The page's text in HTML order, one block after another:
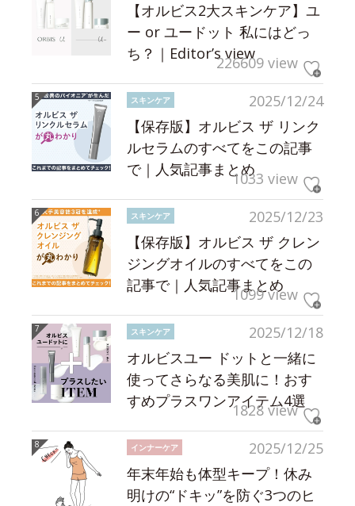
【オルビス2大スキンケア】ユ
ー or ユードット 私にはどっ
ち？｜Editor’s view226609 view
2025/12/24
スキンケア
【保存版】オルビス ザ リンク
ルセラムのすべてをこの記事
で｜人気記事まとめ1033 view
2025/12/23
スキンケア
【保存版】オルビス ザ クレン
ジングオイルのすべてをこの
記事で｜人気記事まとめ
1099 view
2025/12/18
スキンケア
オルビスユー ドットと一緒に
使ってさらなる美肌に！おす
すめプラスワンアイテム4選
1828 view
2025/12/25
インナーケア
年末年始も体型キープ！休み
明けの“ドキッ”を防ぐ3つのヒ